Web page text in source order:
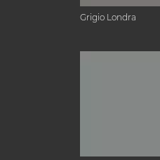
Grigio Londra